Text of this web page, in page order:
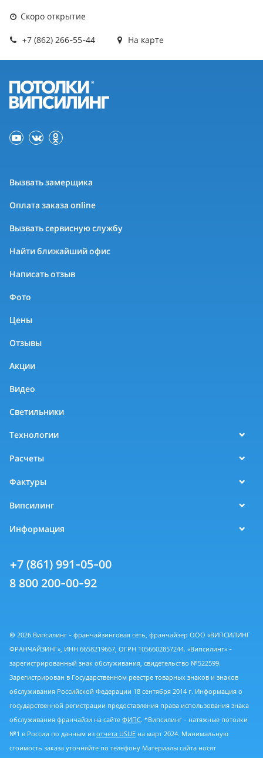
Скоро открытие
+7 (862) 266-55-44 На карте
Вызвать замерщика
Оплата заказа online
Вызвать сервисную службу
Найти ближайший офис
Написать отзыв
Фото
Цены
Отзывы
Акции
Видео
Светильники
Технологии
Расчеты
Фактуры
Випсилинг
Информация
+7 (861) 991-05-00
8 800 200-00-92
© 2026 Випсилинг - франчайзинговая сеть, франчайзер ООО «ВИПСИЛИНГ
ФРАНЧАЙЗИНГ», ИНН 6658219667, ОГРН 1056602857244. «Випсилинг» -
зарегистрированный знак обслуживания, свидетельство №522599.
Зарегистрирован в Государственном реестре товарных знаков и знаков
обслуживания Российской Федерации 18 сентября 2014 г. Информация о
государственной регистрации предоставления права использования знака
обслуживания франчайзи на сайте ФИПС. *Випсилинг - натяжные потолки
№1 в России по данным из отчета USUE на март 2024. Минимальную
стоимость заказа уточняйте по телефону Материалы сайта носят